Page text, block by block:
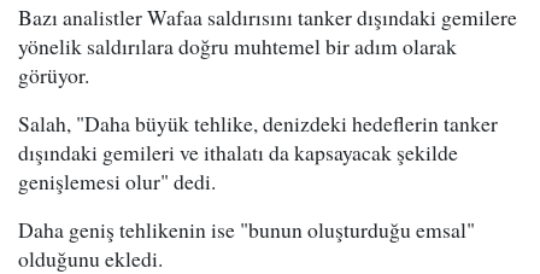
Bazı analistler Wafaa saldırısını tanker dışındaki gemilere
yönelik saldırılara doğru muhtemel bir adım olarak
görüyor.
Salah, "Daha büyük tehlike, denizdeki hedeflerin tanker
dışındaki gemileri ve ithalatı da kapsayacak şekilde
genişlemesi olur" dedi.
Daha geniş tehlikenin ise "bunun oluşturduğu emsal"
olduğunu ekledi.